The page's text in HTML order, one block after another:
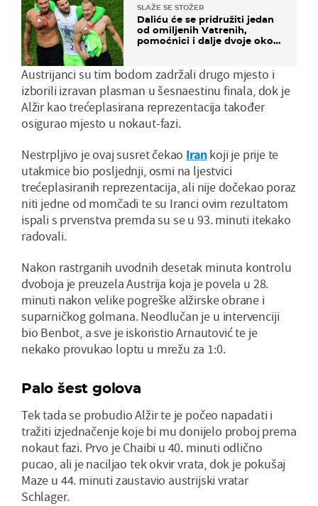
SLAŽE SE STOŽER
Daliću će se pridružiti jedan
od omiljenih Vatrenih,
pomoćnici i dalje dvoje oko
Austrijanci su tim bodom zadržali drugo mjesto i
izborili izravan plasman u šesnaestinu finala, dok je
Alžir kao trećeplasirana reprezentacija također
osigurao mjesto u nokaut-fazi.
Nestrpljivo je ovaj susret čekao Irankoji je prije te
utakmice bio posljednji, osmi na ljestvici
trećeplasiranih reprezentacija, ali nije dočekao poraz
niti jedne od momčadi te su Iranci ovim rezultatom
ispali s prvenstva premda su se u 93. minuti itekako
radovali.
Nakon rastrganih uvodnih desetak minuta kontrolu
dvoboja je preuzela Austrija koja je povela u 28.
minuti nakon velike pogreške alžirske obrane i
suparničkog golmana. Neodlučan je u intervenciji
bio Benbot, a sve je iskoristio Arnautović te je
nekako provukao loptu u mrežu za 1:0.
Palo šest golova
Tek tada se probudio Alžir te je počeo napadati i
tražiti izjednačenje koje bi mu donijelo proboj prema
nokaut fazi. Prvo je Chaibi u 40. minuti odlično
pucao, ali je naciljao tek okvir vrata, dok je pokušaj
Maze u 44. minuti zaustavio austrijski vratar
Schlager.